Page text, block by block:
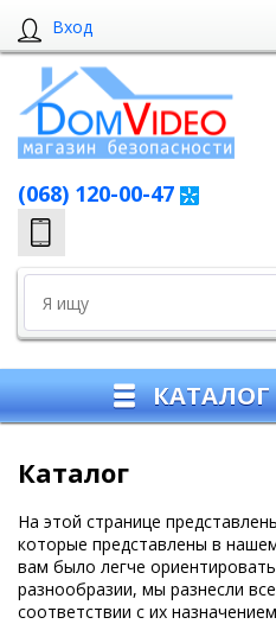
Вход
(068) 120-00-47
Каталог
На этой странице
которые представлены в
вам было легче
разнообразии, мы разнесли
соответствии с их